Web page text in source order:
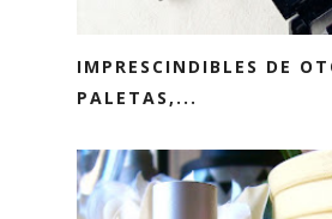
IMPRESCINDIBLES DE
PALETAS,...